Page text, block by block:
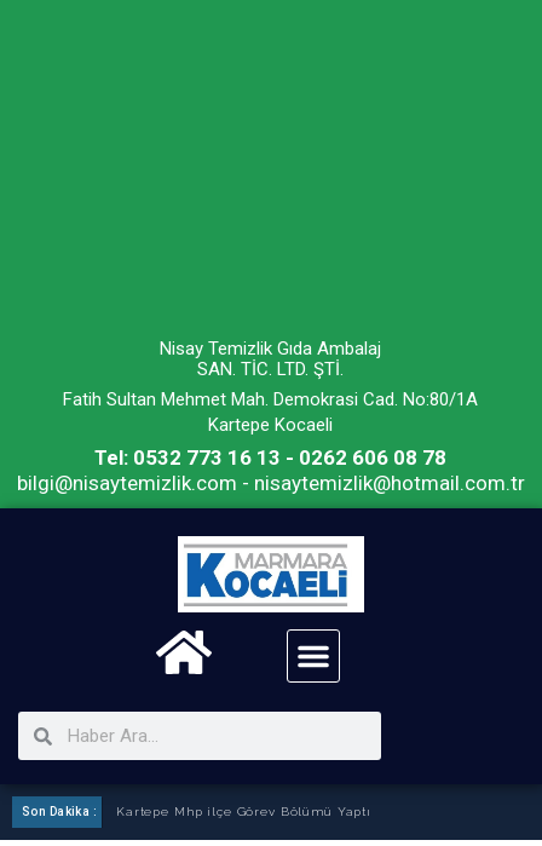
Nisay Temizlik Gıda Ambalaj
SAN. TİC. LTD. ŞTİ.
Fatih Sultan Mehmet Mah. Demokrasi Cad. No:80/1A
Kartepe Kocaeli
Tel: 0532 773 16 13 - 0262 606 08 78
bilgi@nisaytemizlik.com - nisaytemizlik@hotmail.com.tr
Kartepe Mhp ilçe Görev Bölümü Yaptı
Son Dakika :